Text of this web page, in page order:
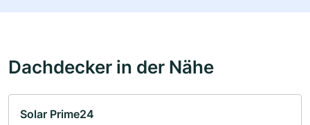
Dachdecker in der Nähe
Solar Prime24